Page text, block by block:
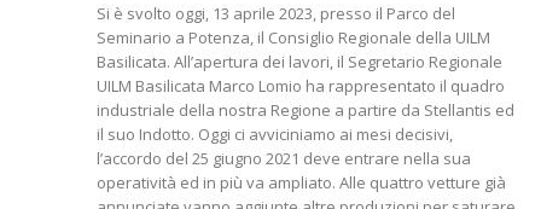
Si è svolto oggi, 13 aprile 2023, presso il Parco del
Seminario a Potenza, il Consiglio Regionale della UILM
Basilicata. All’apertura dei lavori, il Segretario Regionale
UILM Basilicata Marco Lomio ha rappresentato il quadro
industriale della nostra Regione a partire da Stellantis ed
il suo Indotto. Oggi ci avviciniamo ai mesi decisivi,
l’accordo del 25 giugno 2021 deve entrare nella sua
operatività ed in più va ampliato. Alle quattro vetture già